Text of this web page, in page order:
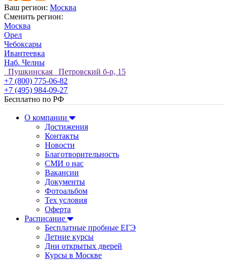
Ваш регион: Москва
Сменить регион:
Москва
Орел
Чебоксары
Ивантеевка
Наб. Челны
Пушкинская Петровский б-р, 15
+7 (800) 775-06-82
+7 (495) 984-09-27
Бесплатно по РФ
О компании
Достижения
Контакты
Новости
Благотворительность
СМИ о нас
Вакансии
Документы
Фотоальбом
Тех условия
Оферта
Расписание
Бесплатные пробные ЕГЭ
Летние курсы
Дни открытых дверей
Курсы в Москве